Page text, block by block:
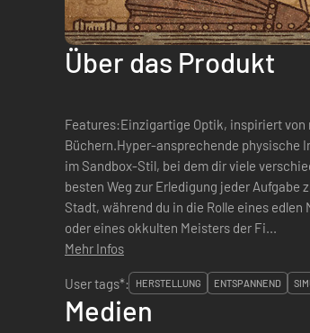
Über das Produkt
Features:Einzigartige Optik, inspiriert
Büchern.Hyper-ansprechende physische
im Sandbox-Stil, bei dem dir viele
besten Weg zur Erledigung jeder Aufgabe
Stadt, während du in die Rolle eines
oder eines okkulten Meisters der Fi...
Mehr Infos
User tags*:
HERSTELLUNG ENTSPANNEND
Medien